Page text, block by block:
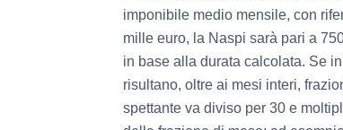
imponibile medio mensile, con
mille euro, la Naspi sarà pari a
in base alla durata calcolata. Se
risultano, oltre ai mesi interi,
spettante va diviso per 30 e